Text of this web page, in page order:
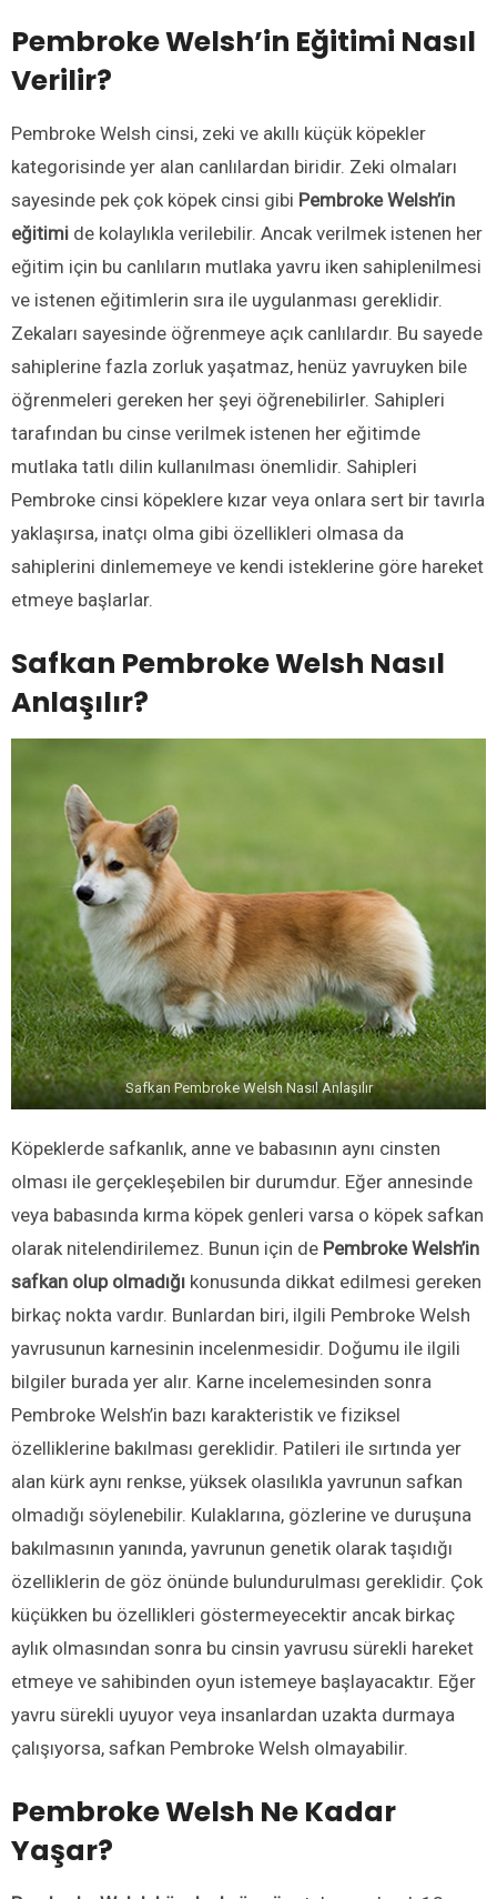
Pembroke Welsh’in Eğitimi Nasıl
Verilir?
Pembroke Welsh cinsi, zeki ve akıllı küçük köpekler
kategorisinde yer alan canlılardan biridir. Zeki olmaları
sayesinde pek çok köpek cinsi gibi Pembroke Welsh’in
eğitimi de kolaylıkla verilebilir. Ancak verilmek istenen her
eğitim için bu canlıların mutlaka yavru iken sahiplenilmesi
ve istenen eğitimlerin sıra ile uygulanması gereklidir.
Zekaları sayesinde öğrenmeye açık canlılardır. Bu sayede
sahiplerine fazla zorluk yaşatmaz, henüz yavruyken bile
öğrenmeleri gereken her şeyi öğrenebilirler. Sahipleri
tarafından bu cinse verilmek istenen her eğitimde
mutlaka tatlı dilin kullanılması önemlidir. Sahipleri
Pembroke cinsi köpeklere kızar veya onlara sert bir tavırla
yaklaşırsa, inatçı olma gibi özellikleri olmasa da
sahiplerini dinlememeye ve kendi isteklerine göre hareket
etmeye başlarlar.
Safkan Pembroke Welsh Nasıl
Anlaşılır?
Safkan Pembroke Welsh Nasıl Anlaşılır
Köpeklerde safkanlık, anne ve babasının aynı cinsten
olması ile gerçekleşebilen bir durumdur. Eğer annesinde
veya babasında kırma köpek genleri varsa o köpek safkan
olarak nitelendirilemez. Bunun için de Pembroke Welsh’in
safkan olup olmadığı konusunda dikkat edilmesi gereken
birkaç nokta vardır. Bunlardan biri, ilgili Pembroke Welsh
yavrusunun karnesinin incelenmesidir. Doğumu ile ilgili
bilgiler burada yer alır. Karne incelemesinden sonra
Pembroke Welsh’in bazı karakteristik ve fiziksel
özelliklerine bakılması gereklidir. Patileri ile sırtında yer
alan kürk aynı renkse, yüksek olasılıkla yavrunun safkan
olmadığı söylenebilir. Kulaklarına, gözlerine ve duruşuna
bakılmasının yanında, yavrunun genetik olarak taşıdığı
özelliklerin de göz önünde bulundurulması gereklidir. Çok
küçükken bu özellikleri göstermeyecektir ancak birkaç
aylık olmasından sonra bu cinsin yavrusu sürekli hareket
etmeye ve sahibinden oyun istemeye başlayacaktır. Eğer
yavru sürekli uyuyor veya insanlardan uzakta durmaya
çalışıyorsa, safkan Pembroke Welsh olmayabilir.
Pembroke Welsh Ne Kadar
Yaşar?